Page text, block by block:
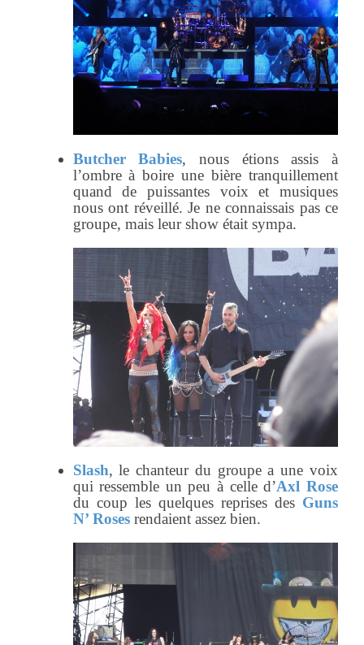
Butcher Babies, nous étions assis à
l’ombre à boire une bière tranquillement
quand de puissantes voix et musiques
nous ont réveillé. Je ne connaissais pas ce
groupe, mais leur show était sympa.
Slash, le chanteur du groupe a une voix
qui ressemble un peu à celle d’Axl Rose
du coup les quelques reprises des Guns
N’ Rosesrendaient assez bien.